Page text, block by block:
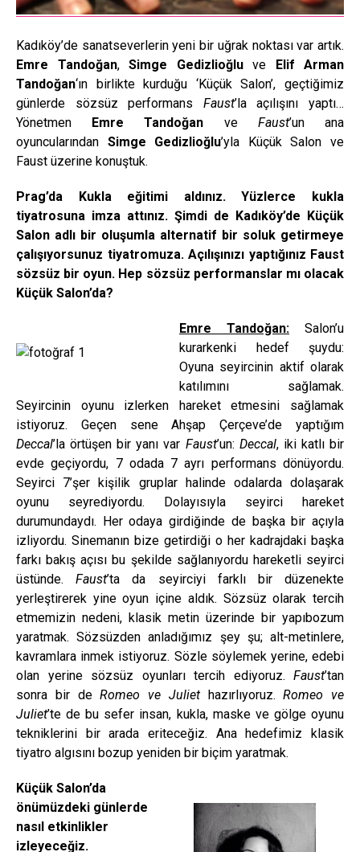
Kadıköy’de sanatseverlerin yeni bir uğrak noktası var artık.
Emre Tandoğan, Simge Gedizlioğlu ve Elif Arman
Tandoğan‘ın
birlikte kurduğu ‘Küçük Salon’, geçtiğimiz
günlerde sözsüz performans Faust’la açılışını yaptı…
Yönetmen
Emre Tandoğan ve Faust’un ana
oyuncularından Simge Gedizlioğlu’yla Küçük Salon ve
Faust üzerine konuştuk.
Prag’da Kukla eğitimi aldınız. Yüzlerce kukla
tiyatrosuna imza attınız. Şimdi de Kadıköy’de Küçük
Salon adlı bir oluşumla alternatif bir soluk getirmeye
çalışıyorsunuz tiyatromuza. Açılışınızı yaptığınız Faust
sözsüz bir oyun. Hep sözsüz performanslar mı olacak
Küçük Salon’da?
Emre Tandoğan: Salon’u
kurarkenki hedef şuydu:
Oyuna seyircinin aktif olarak
katılımını sağlamak.
Seyircinin oyunu izlerken hareket etmesini sağlamak
istiyoruz. Geçen sene Ahşap Çerçeve’de yaptığım
Deccal’la örtüşen bir yanı var Faust’un: Deccal, iki katlı bir
evde geçiyordu, 7 odada 7 ayrı performans dönüyordu.
Seyirci 7’şer kişilik gruplar halinde odalarda dolaşarak
oyunu seyrediyordu. Dolayısıyla seyirci hareket
durumundaydı. Her odaya girdiğinde de başka bir açıyla
izliyordu. Sinemanın bize getirdiği o her kadrajdaki başka
farkı bakış açısı bu şekilde sağlanıyordu hareketli seyirci
üstünde.Faust’ta da seyirciyi farklı bir düzenekte
yerleştirerek yine oyun içine aldık. Sözsüz olarak tercih
etmemizin nedeni, klasik metin üzerinde bir yapıbozum
yaratmak. Sözsüzden anladığımız şey şu; alt-metinlere,
kavramlara inmek istiyoruz. Sözle söylemek yerine, edebi
olan yerine sözsüz oyunları tercih ediyoruz. Faust’tan
sonra bir deRomeo ve Juliethazırlıyoruz.Romeo ve
Juliet’te de bu sefer insan, kukla, maske ve gölge oyunu
tekniklerini bir arada eriteceğiz. Ana hedefimiz klasik
tiyatro algısını bozup yeniden bir biçim yaratmak.
Küçük Salon’da
önümüzdeki günlerde
nasıl etkinlikler
izleyeceğiz.